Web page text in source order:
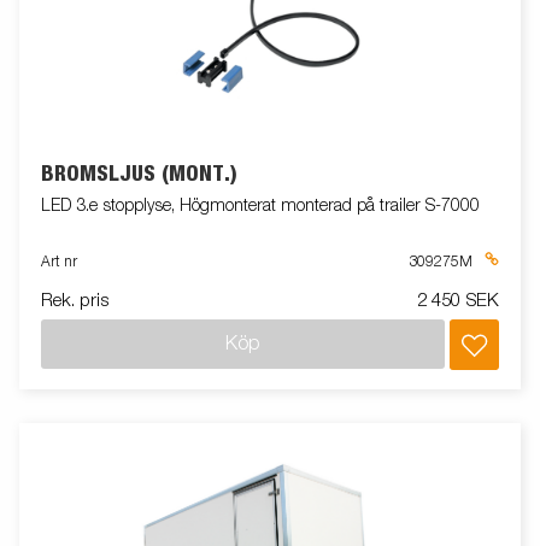
BROMSLJUS (MONT.)
LED 3.e stopplyse, Högmonterat monterad på trailer S-7000
Art nr 309275M
Rek. pris 2 450 SEK
Köp